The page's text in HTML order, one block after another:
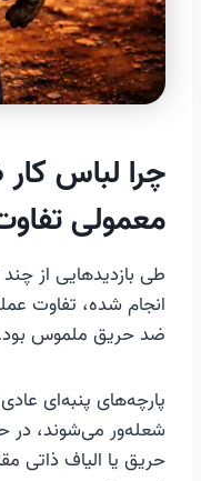
چرا لباس
معمولی
طی بازدیدهایی از
انجام شده، تفاوت
ضد حریق ملموس
پارچه‌های پنبه‌ای
شعله‌ور می‌شوند، در
حریق یا الیاف ذاتی